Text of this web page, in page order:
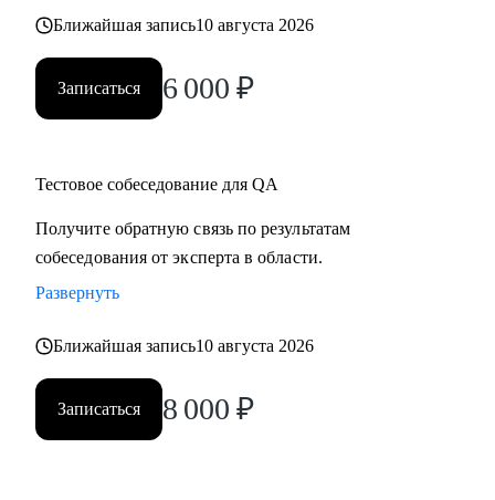
Ближайшая запись10 августа 2026
Записаться 6 000 ₽
Тестовое собеседование для QA
Получите обратную связь по результатам
собеседования от эксперта в области.
Развернуть
Ближайшая запись10 августа 2026
Записаться 8 000 ₽